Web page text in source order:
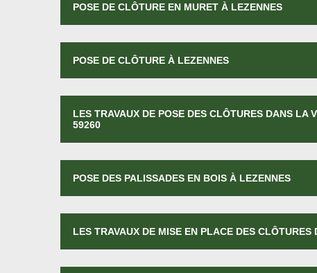
POSE DE CLÔTURE EN MURET À LEZENNES
POSE DE CLÔTURE À LEZENNES
LES TRAVAUX DE POSE DES CLÔTURES DANS LA
59260
POSE DES PALISSADES EN BOIS À LEZENNES
LES TRAVAUX DE MISE EN PLACE DES